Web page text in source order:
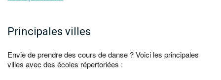
Principales villes
Envie de prendre des cours de danse ? Voici les principales
villes avec des écoles répertoriées :